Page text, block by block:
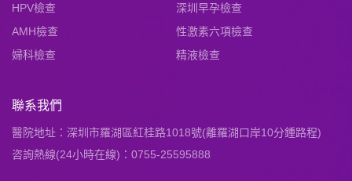
HPV檢查
深圳早孕檢查
AMH檢查
性激素六項檢查
婦科檢查
精液檢查
聯系我們
醫院地址：深圳市羅湖區紅桂路1018號(離羅湖口岸10分鍾路程)
咨詢熱線(24小時在線)：0755-25595888